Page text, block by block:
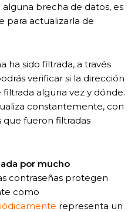
brecha de datos, es
para actualizarla de
ha sido filtrada, a través
verificar si la dirección
alguna vez y dónde.
constantemente, con
que fueron filtradas
por mucho
contraseñas protegen
como
representa un